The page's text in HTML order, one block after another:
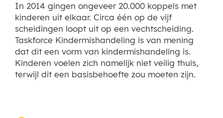
In 2014 gingen ongeveer 20.000 koppels met
kinderen uit elkaar. Circa één op de vijf
scheidingen loopt uit op een vechtscheiding.
Taskforce Kindermishandeling is van mening
dat dit een vorm van kindermishandeling is.
Kinderen voelen zich namelijk niet veilig thuis,
terwijl dit een basisbehoefte zou moeten zijn.